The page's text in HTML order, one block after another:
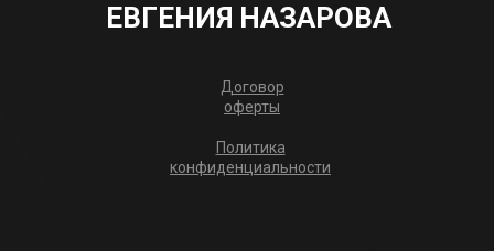
ЕВГЕНИЯ НАЗАРОВА
Политика
конфиденциальности
Договор
оферты